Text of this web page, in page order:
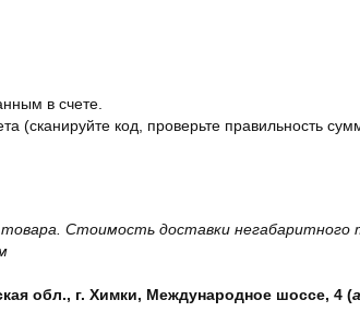
в счете.
(сканируйте код, проверьте правильность
Стоимость доставки негабаритного
обл., г. Химки, Международное шоссе, 4 (